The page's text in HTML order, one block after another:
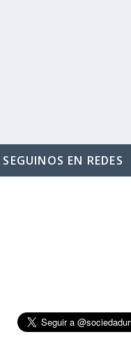
SEGUINOS EN REDES